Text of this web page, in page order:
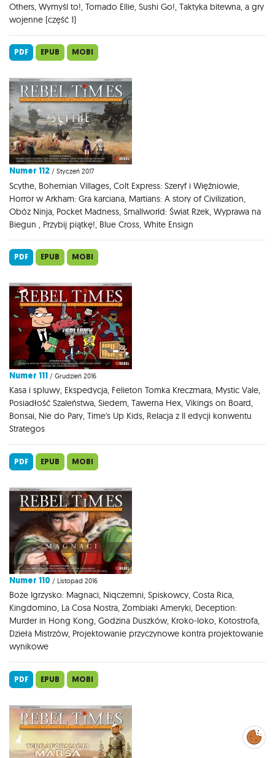
Others, Wymyśl to!, Tornado Ellie, Sushi Go!, Taktyka bitewna, a gry
wojenne (część 1)
PDF EPUB MOBI
Numer 112 / Styczeń 2017
Scythe, Bohemian Villages, Colt Express: Szeryf i Więźniowie,
Horror w Arkham: Gra karciana, Martians: A story of Civilization,
Obóz Ninja, Pocket Madness, Smallworld: Świat Rzek, Wyprawa na
Biegun , Przybij piątkę!, Blue Cross, White Ensign
PDF EPUB MOBI
Numer 111 / Grudzień 2016
Kasa i spluwy, Ekspedycja, Felieton Tomka Kreczmara, Mystic Vale,
Posiadłość Szaleństwa, Siedem, Tawerna Hex, Vikings on Board,
Bonsai, Nie do Pary, Time's Up Kids, Relacja z II edycji konwentu
Strategos
PDF EPUB MOBI
Numer 110 / Listopad 2016
Boże Igrzysko: Magnaci, Niqczemni, Spiskowcy, Costa Rica,
Kingdomino, La Cosa Nostra, Zombiaki Ameryki, Deception:
Murder in Hong Kong, Godzina Duszków, Kroko-loko, Kotostrofa,
Dzieła Mistrzów, Projektowanie przyczynowe kontra projektowanie
wynikowe
PDF EPUB MOBI
Zarządzaj
preferencjami
cookies